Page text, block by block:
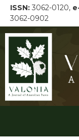
ISSN: 3062-0120,
3062-0902